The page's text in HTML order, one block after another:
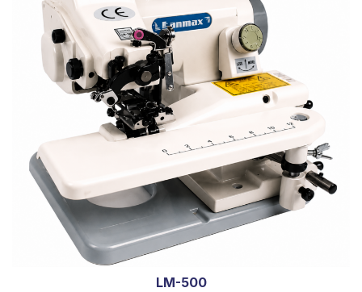
LM-500